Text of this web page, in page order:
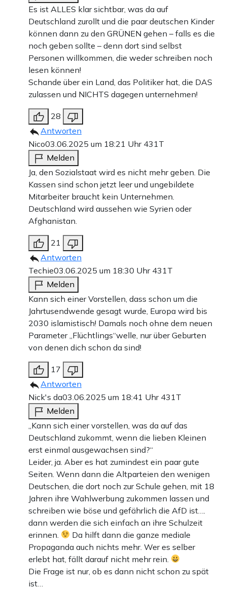
Es ist ALLES klar sichtbar, was da auf
Deutschland zurollt und die paar deutschen Kinder
können dann zu den GRÜNEN gehen – falls es die
noch geben sollte – denn dort sind selbst
Personen willkommen, die weder schreiben noch
lesen können!
Schande über ein Land, das Politiker hat, die DAS
zulassen und NICHTS dagegen unternehmen!
28
Antworten
Nico03.06.2025 um 18:21 Uhr 431T
Melden
Ja, den Sozialstaat wird es nicht mehr geben. Die
Kassen sind schon jetzt leer und ungebildete
Mitarbeiter braucht kein Unternehmen.
Deutschland wird aussehen wie Syrien oder
Afghanistan.
21
Antworten
Techie03.06.2025 um 18:30 Uhr 431T
Melden
Kann sich einer Vorstellen, dass schon um die
Jahrtusendwende gesagt wurde, Europa wird bis
2030 islamistisch! Damals noch ohne dem neuen
Parameter „Flüchtlings“welle, nur über Geburten
von denen dich schon da sind!
17
Antworten
Nick's da03.06.2025 um 18:41 Uhr 431T
Melden
„Kann sich einer vorstellen, was da auf das
Deutschland zukommt, wenn die lieben Kleinen
erst einmal ausgewachsen sind?“
Leider, ja. Aber es hat zumindest ein paar gute
Seiten. Wenn dann die Altparteien den wenigen
Deutschen, die dort noch zur Schule gehen, mit 18
Jahren ihre Wahlwerbung zukommen lassen und
schreiben wie böse und gefährlich die AfD ist….
dann werden die sich einfach an ihre Schulzeit
erinnen.
Da hilft dann die ganze mediale
Propaganda auch nichts mehr. Wer es selber
erlebt hat, fällt darauf nicht mehr rein.
Die Frage ist nur, ob es dann nicht schon zu spät
ist…